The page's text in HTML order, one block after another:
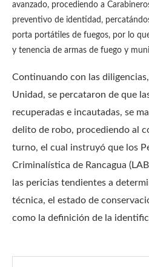
avanzado, procediendo a
preventivo de identidad,
porta portátiles de fuegos, por lo
y tenencia de armas de fuego y
Continuando con las
Unidad, se percataron de que
recuperadas e incautadas, se
delito de robo, procediendo al
turno, el cual instruyó que los
Criminalística de Rancagua
las pericias tendientes a
técnica, el estado de
como la definición de la